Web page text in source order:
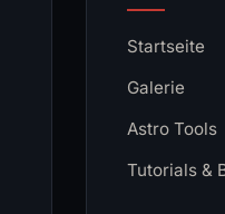
Startseite
Galerie
Astro Tools
Tutorials &